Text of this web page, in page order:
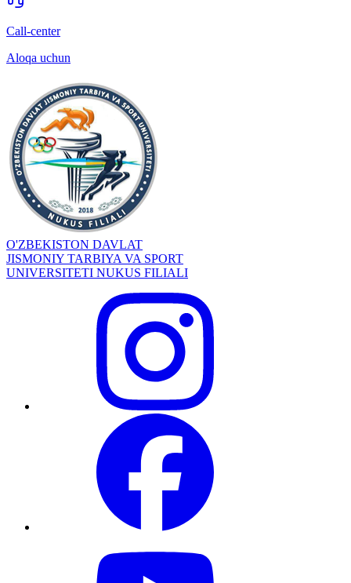
Call-center
Aloqa uchun
O'ZBEKISTON DAVLAT
JISMONIY TARBIYA VA SPORT
UNIVERSITETI NUKUS FILIALI